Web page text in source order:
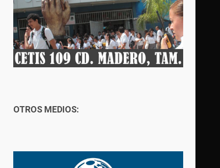
OTROS MEDIOS: